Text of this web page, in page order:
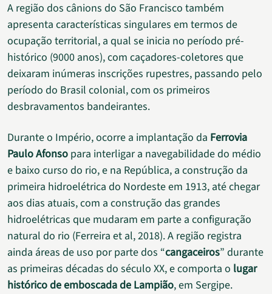
A região dos cânions do São Francisco também
apresenta características singulares em termos de
ocupação territorial, a qual se inicia no período pré-
histórico (9000 anos), com caçadores-coletores que
deixaram inúmeras inscrições rupestres, passando pelo
período do Brasil colonial, com os primeiros
desbravamentos bandeirantes.
Durante o Império, ocorre a implantação da Ferrovia
Paulo Afonso para interligar a navegabilidade do médio
e baixo curso do rio, e na República, a construção da
primeira hidroelétrica do Nordeste em 1913, até chegar
aos dias atuais, com a construção das grandes
hidroelétricas que mudaram em parte a configuração
natural do rio (Ferreira et al, 2018). A região registra
ainda áreas de uso por parte dos “cangaceiros” durante
as primeiras décadas do século XX, e comporta o lugar
histórico de emboscada de Lampião, em Sergipe.